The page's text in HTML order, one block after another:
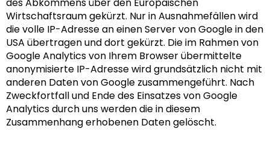
Wirtschaftsraum gekürzt. Nur in Ausnahmefällen wird
die volle IP-Adresse an einen Server von Google in den
USA übertragen und dort gekürzt. Die im Rahmen von
Google Analytics von Ihrem Browser übermittelte
anonymisierte IP-Adresse wird grundsätzlich nicht mit
anderen Daten von Google zusammengeführt. Nach
Zweckfortfall und Ende des Einsatzes von Google
Analytics durch uns werden die in diesem
Zusammenhang erhobenen Daten gelöscht.